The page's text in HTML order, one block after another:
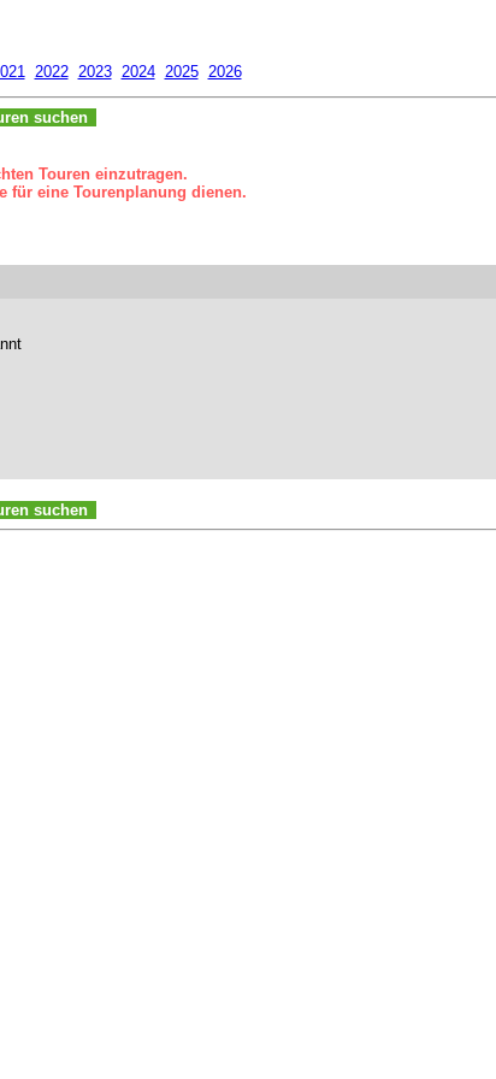
2022 2023 2024 2025 2026
suchen
Touren einzutragen.
für eine Tourenplanung dienen.
suchen